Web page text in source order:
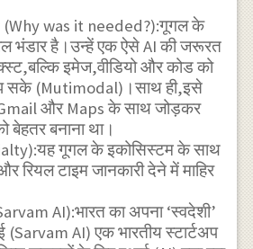
(Why was it needed?):गूगल के
भंडार है।उन्हें एक ऐसे AI की जरूरत
इमेज,वीडियो और कोड को
सके (Mutimodal)।साथ ही,इसे
और Maps के साथ जोड़कर
बनाना था।
गूगल के इकोसिस्टम के साथ
रियल टाइम जानकारी देने में माहिर
AI):भारत का अपना ‘स्वदेशी’
AI) एक भारतीय स्टार्टअप